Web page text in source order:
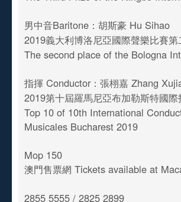
男中音Baritone：胡斯豪 Hu Sihao
2019義大利博洛尼亞國際聲樂比賽第
The second place of the Bologna
指揮 Conductor：張栩嘉 Zhang
2019第十屆羅馬尼亞布加勒斯特國
Top 10 of 10th International
Musicales Bucharest 2019
Mop 150
澳門售票網 Tickets available at
2855 5555 / 2825 2899